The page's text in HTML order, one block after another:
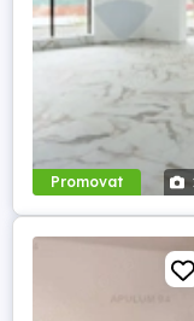
Promovat